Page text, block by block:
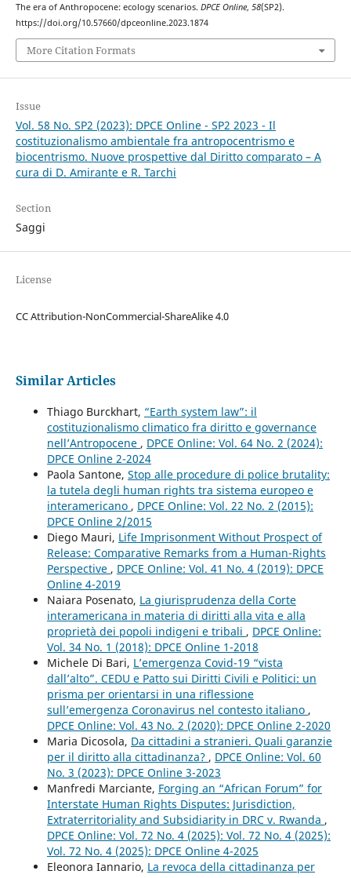
The era of Anthropocene: ecology scenarios. DPCE Online, 58(SP2).
https://doi.org/10.57660/dpceonline.2023.1874
More Citation Formats
Issue
Vol. 58 No. SP2 (2023): DPCE Online - SP2 2023 - Il
costituzionalismo ambientale fra antropocentrismo e
biocentrismo. Nuove prospettive dal Diritto comparato – A
cura di D. Amirante e R. Tarchi
Section
Saggi
License
CC Attribution-NonCommercial-ShareAlike 4.0
Similar Articles
Thiago Burckhart, “Earth system law”: il
costituzionalismo climatico fra diritto e governance
nell’Antropocene , DPCE Online: Vol. 64 No. 2 (2024):
DPCE Online 2-2024
Paola Santone, Stop alle procedure di police brutality:
la tutela degli human rights tra sistema europeo e
interamericano , DPCE Online: Vol. 22 No. 2 (2015):
DPCE Online 2/2015
Diego Mauri, Life Imprisonment Without Prospect of
Release: Comparative Remarks from a Human-Rights
Perspective , DPCE Online: Vol. 41 No. 4 (2019): DPCE
Online 4-2019
Naiara Posenato, La giurisprudenza della Corte
interamericana in materia di diritti alla vita e alla
proprietà dei popoli indigeni e tribali , DPCE Online:
Vol. 34 No. 1 (2018): DPCE Online 1-2018
Michele Di Bari, L’emergenza Covid-19 “vista
dall’alto”. CEDU e Patto sui Diritti Civili e Politici: un
prisma per orientarsi in una riflessione
sull’emergenza Coronavirus nel contesto italiano ,
DPCE Online: Vol. 43 No. 2 (2020): DPCE Online 2-2020
Maria Dicosola, Da cittadini a stranieri. Quali garanzie
per il diritto alla cittadinanza? , DPCE Online: Vol. 60
No. 3 (2023): DPCE Online 3-2023
Manfredi Marciante, Forging an “African Forum” for
Interstate Human Rights Disputes: Jurisdiction,
Extraterritoriality and Subsidiarity in DRC v. Rwanda ,
DPCE Online: Vol. 72 No. 4 (2025): Vol. 72 No. 4 (2025):
Vol. 72 No. 4 (2025): DPCE Online 4-2025
Eleonora Iannario, La revoca della cittadinanza per